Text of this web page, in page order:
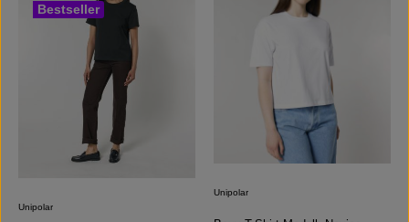
Bestseller
Unipolar
Unipolar